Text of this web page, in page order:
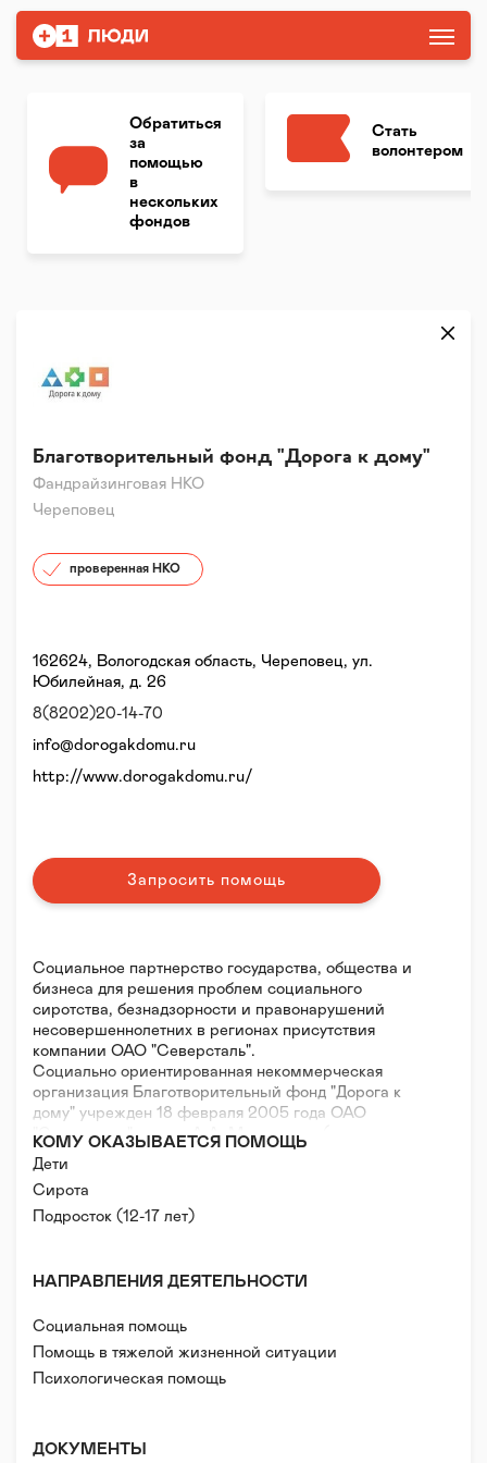
Обратиться
за
помощью
в
нескольких
фондов
Стать
волонтером
Фандрайзинговая НКО
Благотворительный фонд "Дорога к дому"
Череповец
проверенная НКО
Социальное партнерство государства, общества и
бизнеса для решения проблем социального
сиротства, безнадзорности и правонарушений
несовершеннолетних в регионах присутствия
компании ОАО "Северсталь".
Социально ориентированная некоммерческая
организация Благотворительный фонд "Дорога к
дому" учрежден 18 февраля 2005 года ОАО
"Северсталь" в лице А.А. Мордашова (генерального
директора ОАО "Северсталь") и некоммерческим
партнерством "Межведомственная служба помощи
детям и молодежи" С ЦЕЛЬЮ:
- социальной поддержки и защиты детей и семьи;
- содействия защиты материнства, детства и
Через Благотворительный фонд осуществляется
финансирование благотворительной программы
"Дорога к дому".
поддержка детей, родителей, семей с детьми:
КОМУ ОКАЗЫВАЕТСЯ ПОМОЩЬ
Дети
Сирота
Подросток (12-17 лет)
НАПРАВЛЕНИЯ ДЕЯТЕЛЬНОСТИ
Социальная помощь
Помощь в тяжелой жизненной ситуации
Психологическая помощь
ДОКУМЕНТЫ
162624, Вологодская область, Череповец, ул.
Юбилейная, д. 26
8(8202)20-14-70
info@dorogakdomu.ru
http://www.dorogakdomu.ru/
Запросить помощь